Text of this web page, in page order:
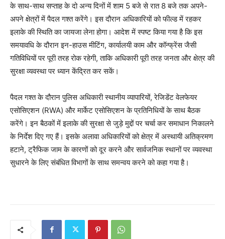
के साथ-साथ सप्ताह के दो अन्य दिनों में शाम 5 बजे से रात 8 बजे तक अपने-
अपने क्षेत्रों में पैदल गश्त करेंगे। इस दौरान अधिकारियों को फील्ड में रहकर
इलाके की स्थिति का जायजा लेना होगा। आदेश में स्पष्ट किया गया है कि इस
समयावधि के दौरान इन-हाउस मीटिंग, कार्यालयी काम और कॉन्फ्रेंस जैसी
गतिविधियों पर पूरी तरह रोक रहेगी, ताकि अधिकारी पूरी तरह जनता और क्षेत्र की
सुरक्षा व्यवस्था पर ध्यान केंद्रित कर सकें।
पैदल गश्त के दौरान पुलिस अधिकारी स्थानीय व्यापारियों, रेजिडेंट वेलफेयर
एसोसिएशन (RWA) और मार्केट एसोसिएशन के प्रतिनिधियों के साथ बैठक
करेंगे। इन बैठकों में इलाके की सुरक्षा से जुड़े मुद्दों पर चर्चा कर समाधान निकालने
के निर्देश दिए गए हैं। इसके अलावा अधिकारियों को क्षेत्र में अस्थायी अतिक्रमण
हटाने, ट्रैफिक जाम के कारणों को दूर करने और सार्वजनिक स्थानों पर व्यवस्था
सुधारने के लिए संबंधित विभागों के साथ समन्वय करने को कहा गया है।